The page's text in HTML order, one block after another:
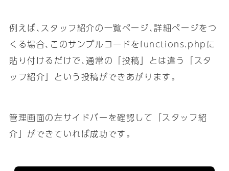
例えば､スタッフ紹介の一覧ページ､詳細ページをつ
くる場合､このサンプルコードをfunctions.phpに
貼り付けるだけで､通常の「投稿」とは違う「スタ
ッフ紹介」という投稿ができあがります｡
管理画面の左サイドバーを確認して「スタッフ紹
介」ができていれば成功です｡